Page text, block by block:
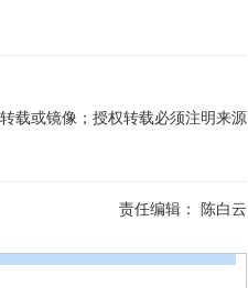
载或镜像；授权转载必须注明来源
责任编辑： 陈白云